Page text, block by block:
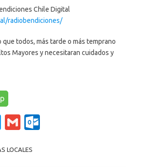
Chile Digital
radiobendiciones/
que todos, más tarde o más temprano
Mayores y necesitaran cuidados y
T
it
G
ail
LOCALES